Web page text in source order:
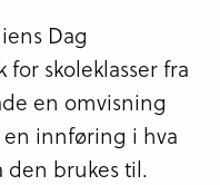
Dag
for skoleklasser fra
en omvisning
innføring i hva
den brukes til.